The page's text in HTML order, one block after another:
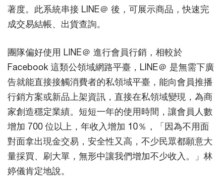
著度。此系統串接 LINE＠ 後，可展示商品，快速完
成交易結帳、出貨查詢。
團隊偏好使用 LINE＠ 進行會員行銷，相較於
Facebook 這類公領域網路平臺，LINE＠ 是無需下廣
告就能直接接觸消費者的私領域平臺，能向會員推播
行銷方案或新品上架資訊，直接在私領域變現，為商
家創造穩定業績。短短一年的使用時間，讓會員人數
增加 700 位以上，年收入增加 10％，「因為不用面
對面拿出現金交易，安全性又高，不少民眾都願意大
量採買、刷大單，無形中讓我們增加不少收入。」林
婷儀肯定地說。